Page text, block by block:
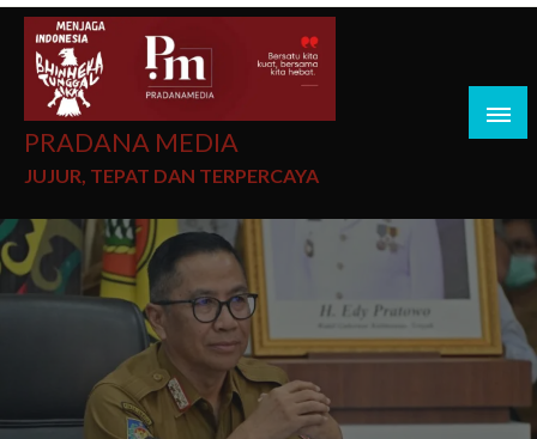
PRADANA MEDIA
JUJUR, TEPAT DAN TERPERCAYA